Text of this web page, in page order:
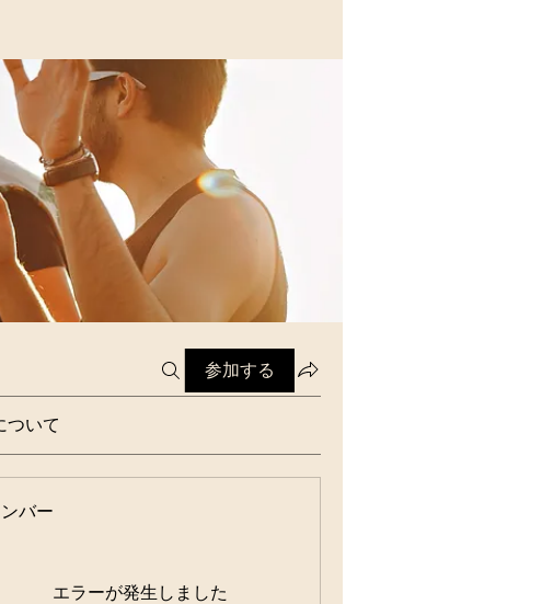
参加する
ついて
バー
エラーが発生しました